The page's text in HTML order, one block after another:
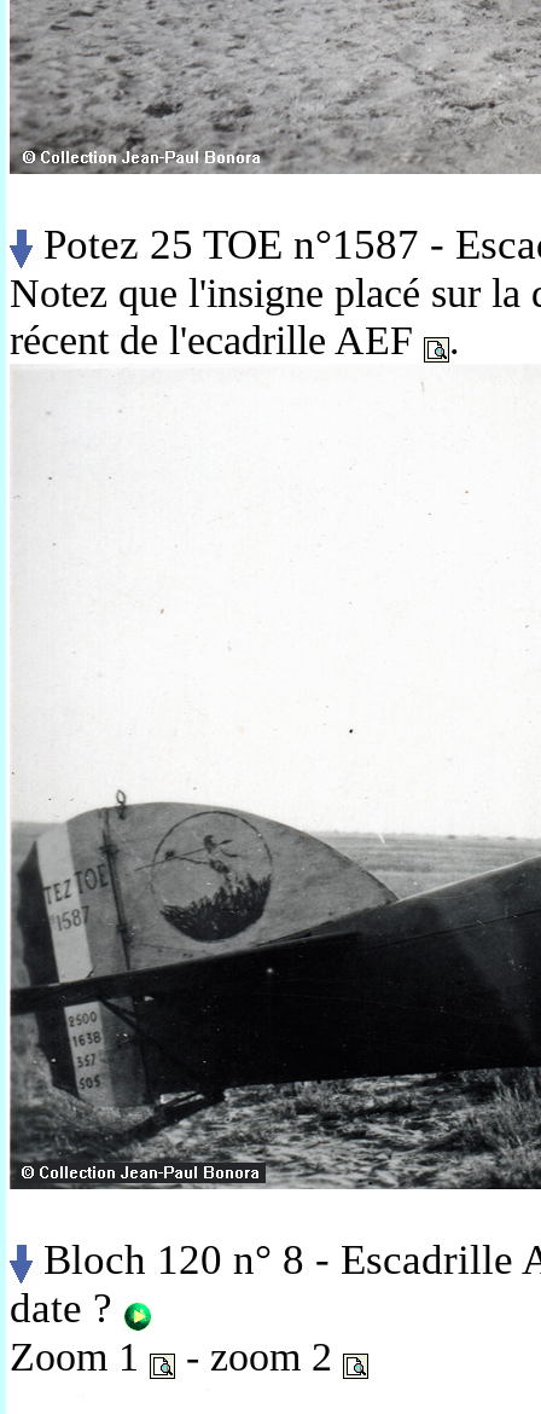
Potez 25 TOE n°1587 -
Notez que l'insigne placé sur la
récent de l'ecadrille AEF
.
Bloch 120 n° 8 - Escadrille
date ?
Zoom 1 - zoom 2